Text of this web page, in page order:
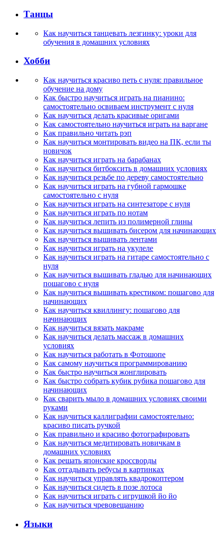
Танцы
Как научиться танцевать лезгинку: уроки для
обучения в домашних условиях
Хобби
Как научиться красиво петь с нуля: правильное
обучение на дому
Как быстро научиться играть на пианино:
самостоятельно освиваем инструмент с нуля
Как научиться делать красивые оригами
Как самостоятельно научиться играть на варгане
Как правильно читать рэп
Как научиться монтировать видео на ПК, если ты
новичок
Как научиться играть на барабанах
Как научиться битбоксить в домашних условиях
Как научиться резьбе по дереву самостоятельно
Как научиться играть на губной гармошке
самостоятельно с нуля
Как научиться играть на синтезаторе с нуля
Как научиться играть по нотам
Как научиться лепить из полимерной глины
Как научиться вышивать бисером для начинающих
Как научиться вышивать лентами
Как научиться играть на укулеле
Как научиться играть на гитаре самостоятельно с
нуля
Как научиться вышивать гладью для начинающих
пошагово с нуля
Как научиться вышивать крестиком: пошагово для
начинающих
Как научиться квиллингу: пошагово для
начинающих
Как научиться вязать макраме
Как научиться делать массаж в домашних
условиях
Как научиться работать в Фотошопе
Как самому научиться программированию
Как быстро научиться жонглировать
Как быстро собрать кубик рубика пошагово для
начинающих
Как сварить мыло в домашних условиях своими
руками
Как научиться каллиграфии самостоятельно:
красиво писать ручкой
Как правильно и красиво фотографировать
Как научиться медитировать новичкам в
домашних условиях
Как решать японские кроссворды
Как отгадывать ребусы в картинках
Как научиться управлять квадрокоптером
Как научиться сидеть в позе лотоса
Как научиться играть с игрушкой йо йо
Как научиться чревовещанию
Языки